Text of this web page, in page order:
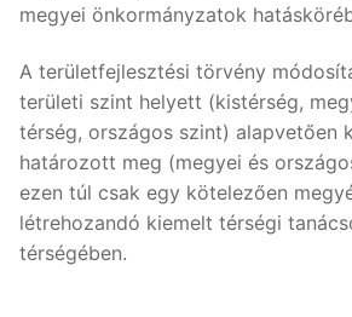
megyei önkormányzatok
A területfejlesztési törvény
területi szint helyett (kistérség,
térség, országos szint) alapvetően
határozott meg (megyei és
ezen túl csak egy kötelezően
létrehozandó kiemelt térségi
térségében.